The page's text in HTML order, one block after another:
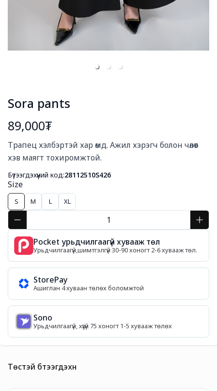
Sora pants
89,000₮
Трапец хэлбэртэй хар өмд. Ажил хэрэгч болон чөлөөт
хэв маягт тохиромжтой.
Бүтээгдэхүүний код:28112510S426
Size
S M L XL
Pocket урьдчилгаагүй хувааж төл
Урьдчилгаагүй,шимтгэлгүй 30-90 хоногт 2-6 хувааж төл.
StorePay
Ашиглан 4 хуваан төлөх боломжтой
Sono
Урьдчилгаагүй, хүүгүй 75 хоногт 1-5 хувааж төлөх
Төстэй бүтээгдэхүүн